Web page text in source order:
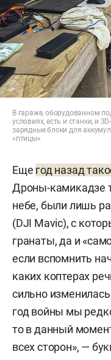
В гараже, оборудованном
условиях, есть и станки, и
зарядные блоки для
«птицы»
Еще год назад
Дроны-камикадзе
небе, были лишь
(DJI Mavic), с
гранаты, да и
если вспомнить
каких коптерах
сильно
год войны мы
то в данный
всех сторон», —